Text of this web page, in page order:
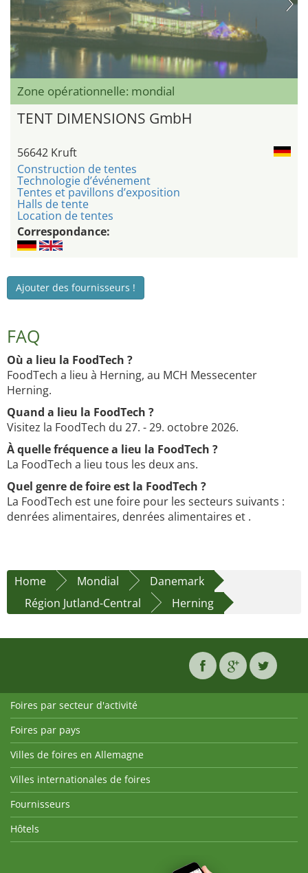
Zone opérationnelle: mondial
TENT DIMENSIONS GmbH
56642 Kruft
Construction de tentes
Technologie d’événement
Tentes et pavillons d’exposition
Halls de tente
Location de tentes
Correspondance:
Ajouter des fournisseurs !
FAQ
Où a lieu la FoodTech ?
FoodTech a lieu à Herning, au MCH Messecenter
Herning.
Quand a lieu la FoodTech ?
Visitez la FoodTech du 27. - 29. octobre 2026.
À quelle fréquence a lieu la FoodTech ?
La FoodTech a lieu tous les deux ans.
Quel genre de foire est la FoodTech ?
La FoodTech est une foire pour les secteurs suivants :
denrées alimentaires, denrées alimentaires et .
Home Mondial
Danemark
Région Jutland-Central
Herning
Foires par secteur d'activité
Foires par pays
Villes de foires en Allemagne
Villes internationales de foires
Fournisseurs
Hôtels